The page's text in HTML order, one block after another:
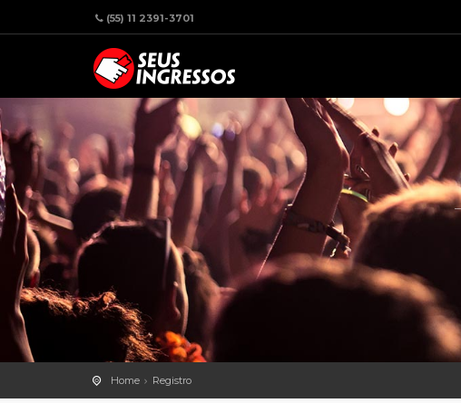
(55) 11 2391-3701
Home Registro